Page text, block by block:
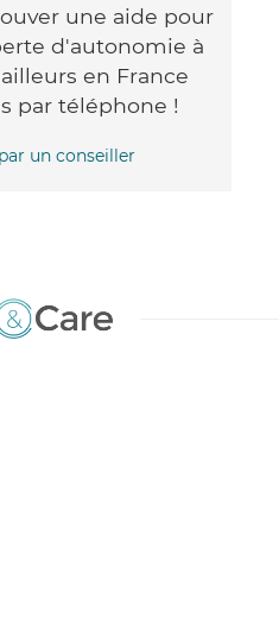
une aide pour
d'autonomie à
en France
par téléphone !
un conseiller